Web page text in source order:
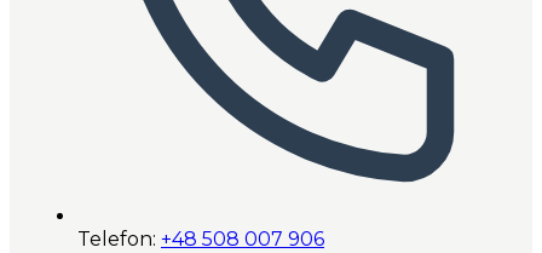
Telefon: +48 508 007 906